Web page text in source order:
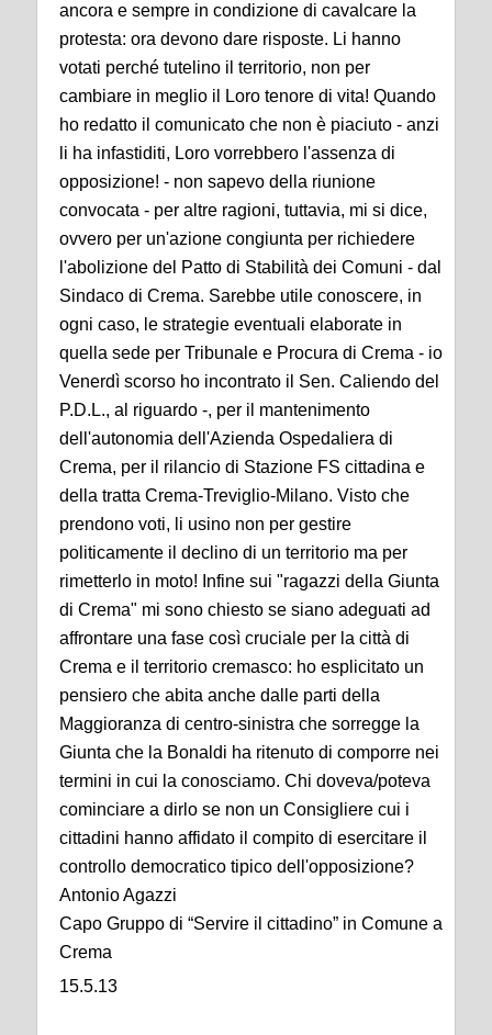
ancora e sempre in condizione di cavalcare la
protesta: ora devono dare risposte. Li hanno
votati perché tutelino il territorio, non per
cambiare in meglio il Loro tenore di vita! Quando
ho redatto il comunicato che non è piaciuto - anzi
li ha infastiditi, Loro vorrebbero l'assenza di
opposizione! - non sapevo della riunione
convocata - per altre ragioni, tuttavia, mi si dice,
ovvero per un'azione congiunta per richiedere
l'abolizione del Patto di Stabilità dei Comuni - dal
Sindaco di Crema. Sarebbe utile conoscere, in
ogni caso, le strategie eventuali elaborate in
quella sede per Tribunale e Procura di Crema - io
Venerdì scorso ho incontrato il Sen. Caliendo del
P.D.L., al riguardo -, per il mantenimento
dell'autonomia dell'Azienda Ospedaliera di
Crema, per il rilancio di Stazione FS cittadina e
della tratta Crema-Treviglio-Milano. Visto che
prendono voti, li usino non per gestire
politicamente il declino di un territorio ma per
rimetterlo in moto! Infine sui "ragazzi della Giunta
di Crema" mi sono chiesto se siano adeguati ad
affrontare una fase così cruciale per la città di
Crema e il territorio cremasco: ho esplicitato un
pensiero che abita anche dalle parti della
Maggioranza di centro-sinistra che sorregge la
Giunta che la Bonaldi ha ritenuto di comporre nei
termini in cui la conosciamo. Chi doveva/poteva
cominciare a dirlo se non un Consigliere cui i
cittadini hanno affidato il compito di esercitare il
controllo democratico tipico dell'opposizione?
Antonio Agazzi
Capo Gruppo di “Servire il cittadino” in Comune a
Crema
15.5.13